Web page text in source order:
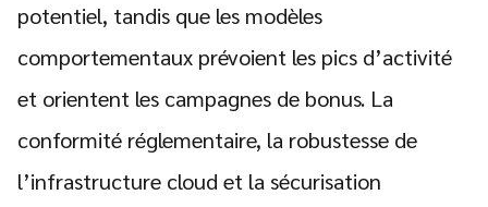
potentiel, tandis que les modèles
comportementaux prévoient les pics d’activité
et orientent les campagnes de bonus. La
conformité réglementaire, la robustesse de
l’infrastructure cloud et la sécurisation